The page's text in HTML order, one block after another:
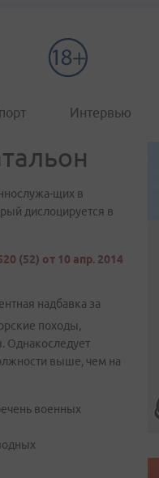
Интервью
щих в
дислоцируется в
(52) от 10 апр. 2014
надбавка за
походы,
Однакоследует
выше, чем на
военных